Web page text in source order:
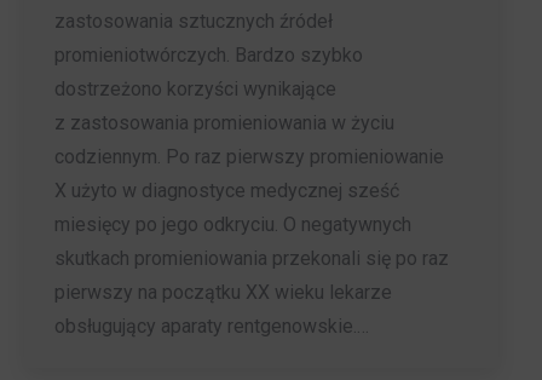
zastosowania sztucznych źródeł
promieniotwórczych. Bardzo szybko
dostrzeżono korzyści wynikające
z zastosowania promieniowania w życiu
codziennym. Po raz pierwszy promieniowanie
X użyto w diagnostyce medycznej sześć
miesięcy po jego odkryciu. O negatywnych
skutkach promieniowania przekonali się po raz
pierwszy na początku XX wieku lekarze
obsługujący aparaty rentgenowskie.…